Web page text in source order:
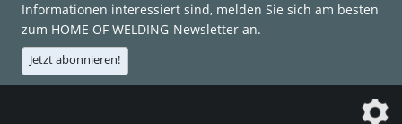
Informationen interessiert sind, melden Sie sich am besten
zum HOME OF WELDING-Newsletter an.
Jetzt abonnieren!